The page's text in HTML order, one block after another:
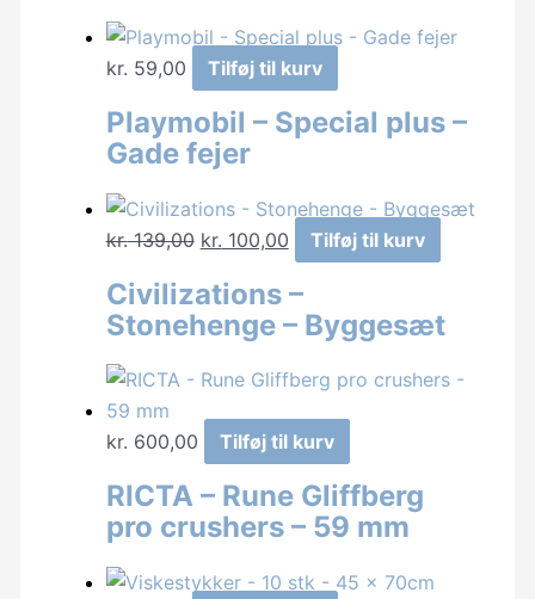
kr. 59,00 Tilføj til kurv
Playmobil – Special plus –
Gade fejer
kr.139,00 Den
oprindelige
pris
var:
kr. 100,00Den
aktuelle
pris
er:
Tilføj til kurv
Civilizations –
Stonehenge – Byggesæt
kr. 600,00 Tilføj til kurv
RICTA – Rune Gliffberg
pro crushers – 59 mm